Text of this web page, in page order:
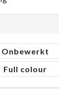
Onbewerkt
Full colour